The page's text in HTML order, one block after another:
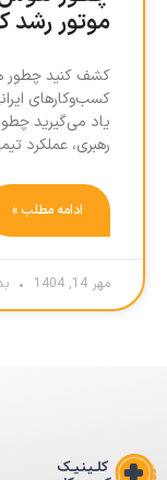
موتور رشد
کشف کنید چطور
کسب‌وکارهای
یاد می‌گیرید
رهبری، عملکرد
ادامه مطلب »
مهر 14, 1404